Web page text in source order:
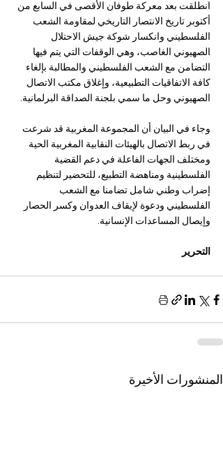
انطلقت بعد معركة طوفان الأقصى في السابع من
أكتوبر تاريخ الانتصار التاريخي لمقاومة الشعب
الفلسطيني وانكسار شوكة جيش الاحتلال
الصهيوني الغاصب، وهي الوقفات التي يتم فيها
التضامن مع الشعب الفلسطيني والمطالبة بإلغاء
كافة الاتفاقيات التطبيعية، وإغلاق مكتب الاتصال
الصهيوني وحل ما سمي بلجنة الصداقة البرلمانية.
وجاء في البيان أن المجموعة المغربية قد شرعت
في ربط الاتصال بالهيئات النقابية المغربية الحية
ومختلف الجهات الفاعلة في دعم القضية
الفلسطينية ومناهضة التطبيع، للتحضير لتنظيم
إضراب وطني شامل تضامنا مع الشعب
الفلسطيني ودعوة لإيقاف العدوان وكسر الحصار
وإيصال المساعدات الإنسانية.
التحرير
المنشورات الأخيرة